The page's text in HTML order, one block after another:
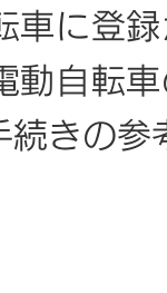
車に登
動自転
きの